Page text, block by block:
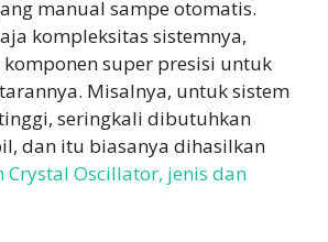
manual sampe otomatis.
kompleksitas sistemnya,
super presisi untuk
Misalnya, untuk sistem
seringkali dibutuhkan
dan itu biasanya dihasilkan
Crystal Oscillator, jenis dan